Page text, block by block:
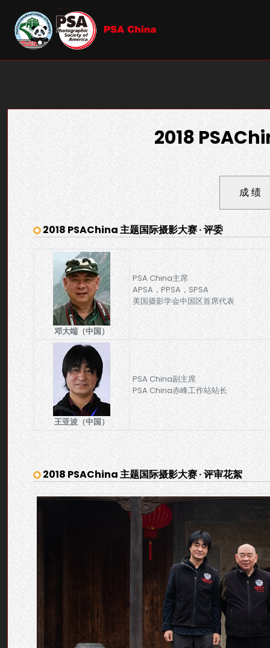
2018
成 绩
2018 PSAChina 主题国际摄影大赛 · 评委
邓大端（中国）
PSA China主席
APSA，PPSA，SPSA
美国摄影学会中国区首席代表
王亚波（中国）
PSA China副主席
PSA China赤峰工作站站长
2018 PSAChina 主题国际摄影大赛 · 评审花絮